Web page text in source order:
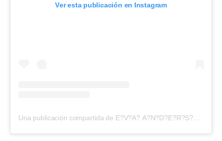
Ver esta publicación en Instagram
Una publicación compartida de E?V?A? A?N?D?E?R?S?O?N? (@evangelinaanderson)